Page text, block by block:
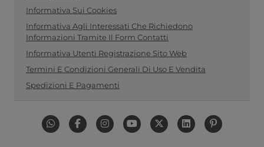
Informativa Sui Cookies
Informativa Agli Interessati Che Richiedono
Informazioni Tramite Il Form Contatti
Informativa Utenti Registrazione Sito Web
Termini E Condizioni Generali Di Uso E Vendita
Spedizioni E Pagamenti